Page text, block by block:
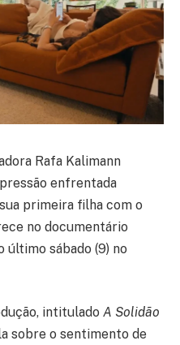
Rafa Kalimann
enfrentada
primeira filha com o
no documentário
último sábado (9) no
intitulado A Solidão
sobre o sentimento de